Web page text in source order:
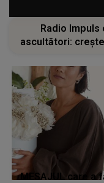
Radio
ascultători:
MESAJUL care a